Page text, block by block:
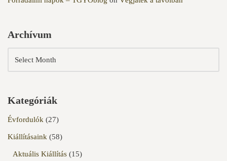
Archívum
Kategóriák
Évfordulók (27)
Kiállításaink (58)
Aktuális Kiállítás (15)